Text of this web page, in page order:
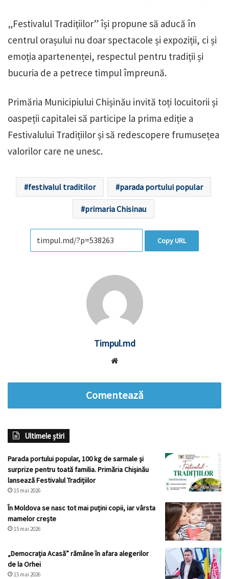
„Festivalul Tradițiilor” își propune să aducă în
centrul orașului nu doar spectacole și expoziții, ci și
emoția apartenenței, respectul pentru tradiții și
bucuria de a petrece timpul împreună.
Primăria Municipiului Chișinău invită toți locuitorii și
oaspeții capitalei să participe la prima ediție a
Festivalului Tradițiilor și să redescopere frumusețea
valorilor care ne unesc.
festivalul traditilor parada portului popular
primaria Chisinau
Copy URL
Timpul.md
Comentează
Ultimele știri
Parada portului popular, 100 kg de sarmale și
surprize pentru toată familia. Primăria Chișinău
lansează Festivalul Tradițiilor
15 mai 2026
În Moldova se nasc tot mai puțini copii, iar vârsta
mamelor crește
15 mai 2026
„Democrația Acasă” rămâne în afara alegerilor
de la Orhei
15 mai 2026